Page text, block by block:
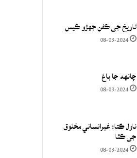
تاريخ جي ڪفن جھڙو ڪيس
08-03-2024
چانهه جا باغ
08-03-2024
ناول ڪتا: غيرانساني مخلوق
جي ڪٿا
08-03-2024